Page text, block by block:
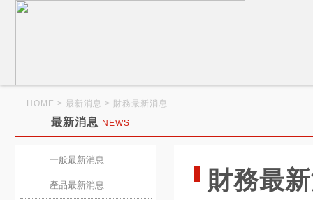
HOME > 最新消息 > 財務最新消息
最新消息 NEWS
一般最新消息
產品最新消息 財務最